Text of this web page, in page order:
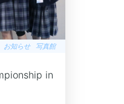
お知らせ 写真館
in